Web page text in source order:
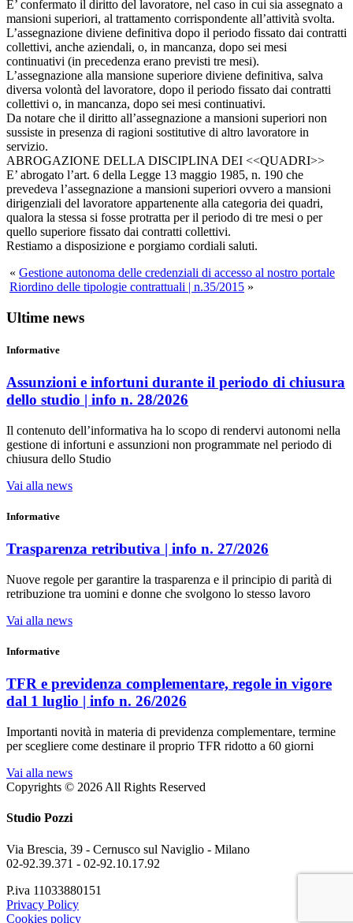
E’ confermato il diritto del lavoratore, nel caso in cui sia assegnato a
mansioni superiori, al trattamento corrispondente all’attività svolta.
L’assegnazione diviene definitiva dopo il periodo fissato dai contratti
collettivi, anche aziendali, o, in mancanza, dopo sei mesi
continuativi (in precedenza erano previsti tre mesi).
L’assegnazione alla mansione superiore diviene definitiva, salva
diversa volontà del lavoratore, dopo il periodo fissato dai contratti
collettivi o, in mancanza, dopo sei mesi continuativi.
Da notare che il diritto all’assegnazione a mansioni superiori non
sussiste in presenza di ragioni sostitutive di altro lavoratore in
servizio.
ABROGAZIONE DELLA DISCIPLINA DEI <<QUADRI>>
E’ abrogato l’art. 6 della Legge 13 maggio 1985, n. 190 che
prevedeva l’assegnazione a mansioni superiori ovvero a mansioni
dirigenziali del lavoratore appartenente alla categoria dei quadri,
qualora la stessa si fosse protratta per il periodo di tre mesi o per
quello superiore fissato dai contratti collettivi.
Restiamo a disposizione e porgiamo cordiali saluti.
« Gestione autonoma delle credenziali di accesso al nostro portale
Riordino delle tipologie contrattuali | n.35/2015 »
Ultime news
Informative
Assunzioni e infortuni durante il periodo di chiusura
dello studio | info n. 28/2026
Il contenuto dell’informativa ha lo scopo di rendervi autonomi nella
gestione di infortuni e assunzioni non programmate nel periodo di
chiusura dello Studio
Vai alla news
Informative
Trasparenza retributiva | info n. 27/2026
Nuove regole per garantire la trasparenza e il principio di parità di
retribuzione tra uomini e donne che svolgono lo stesso lavoro
Vai alla news
Informative
TFR e previdenza complementare, regole in vigore
dal 1 luglio | info n. 26/2026
Importanti novità in materia di previdenza complementare, termine
per scegliere come destinare il proprio TFR ridotto a 60 giorni
Vai alla news
Copyrights © 2026 All Rights Reserved
Studio Pozzi
Via Brescia, 39 - Cernusco sul Naviglio - Milano
02-92.39.371 - 02-92.10.17.92
P.iva 11033880151
Privacy Policy
Cookies policy